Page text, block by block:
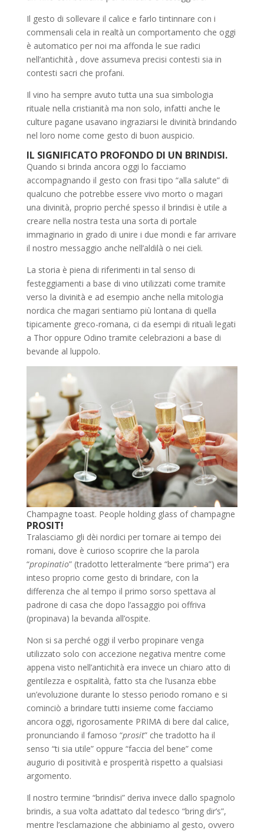
Il gesto di sollevare il calice e farlo tintinnare con i
commensali cela in realtà un comportamento che oggi
è automatico per noi ma affonda le sue radici
nell’antichità , dove assumeva precisi contesti sia in
contesti sacri che profani.
Il vino ha sempre avuto tutta una sua simbologia
rituale nella cristianità ma non solo, infatti anche le
culture pagane usavano ingraziarsi le divinità brindando
nel loro nome come gesto di buon auspicio.
IL SIGNIFICATO PROFONDO DI UN BRINDISI.
Quando si brinda ancora oggi lo facciamo
accompagnando il gesto con frasi tipo “alla salute” di
qualcuno che potrebbe essere vivo morto o magari
una divinità, proprio perché spesso il brindisi è utile a
creare nella nostra testa una sorta di portale
immaginario in grado di unire i due mondi e far arrivare
il nostro messaggio anche nell’aldilà o nei cieli.
La storia è piena di riferimenti in tal senso di
festeggiamenti a base di vino utilizzati come tramite
verso la divinità e ad esempio anche nella mitologia
nordica che magari sentiamo più lontana di quella
tipicamente greco-romana, ci da esempi di rituali legati
a Thor oppure Odino tramite celebrazioni a base di
bevande al luppolo.
Champagne toast. People holding glass of champagne
PROSIT!
Tralasciamo gli dèi nordici per tornare ai tempo dei
romani, dove è curioso scoprire che la parola
“propinatio” (tradotto letteralmente “bere prima”) era
inteso proprio come gesto di brindare, con la
differenza che al tempo il primo sorso spettava al
padrone di casa che dopo l’assaggio poi offriva
(propinava) la bevanda all’ospite.
Non si sa perché oggi il verbo propinare venga
utilizzato solo con accezione negativa mentre come
appena visto nell’antichità era invece un chiaro atto di
gentilezza e ospitalità, fatto sta che l’usanza ebbe
un’evoluzione durante lo stesso periodo romano e si
cominciò a brindare tutti insieme come facciamo
ancora oggi, rigorosamente PRIMA di bere dal calice,
pronunciando il famoso “prosit” che tradotto ha il
senso “ti sia utile” oppure “faccia del bene” come
augurio di positività e prosperità rispetto a qualsiasi
argomento.
Il nostro termine “brindisi” deriva invece dallo spagnolo
brindis, a sua volta adattato dal tedesco “bring dir’s”,
mentre l’esclamazione che abbiniamo al gesto, ovvero